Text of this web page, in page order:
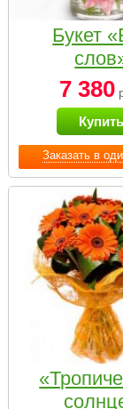
Заказать в
Букет
7 380
Купить